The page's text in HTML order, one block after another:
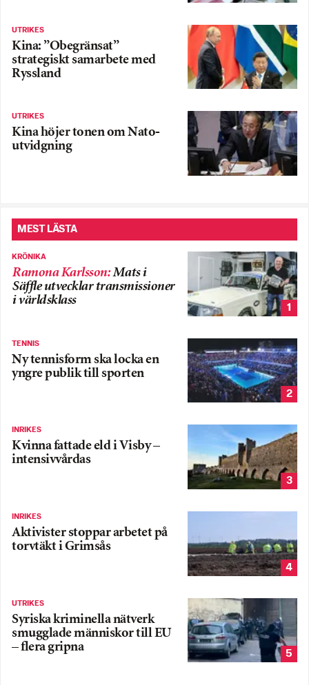
UTRIKES
Kina: ”Obegränsat”
strategiskt samarbete med
Ryssland
UTRIKES
Kina höjer tonen om Nato-
utvidgning
MEST LÄSTA
KRÖNIKA
Ramona Karlsson:Mats i
Säffle utvecklar transmissioner
i världsklass
1
TENNIS
Ny tennisform ska locka en
yngre publik till sporten
2
INRIKES
Kvinna fattade eld i Visby –
intensivvårdas
3
INRIKES
Aktivister stoppar arbetet på
torvtäkt i Grimsås
4
UTRIKES
Syriska kriminella nätverk
smugglade människor till EU
– flera gripna
5